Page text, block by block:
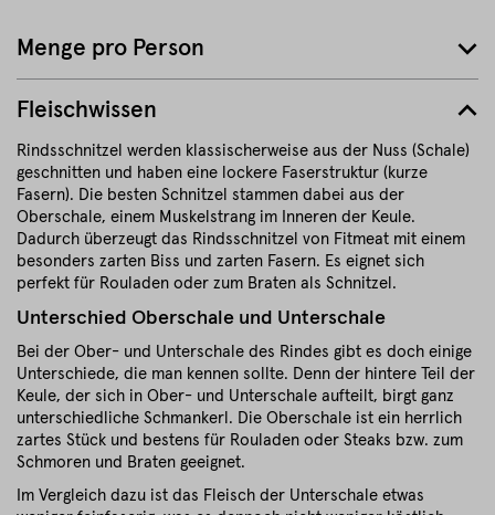
Fleischwissen
Rindsschnitzel werden klassischerweise aus der Nuss (Schale)
geschnitten und haben eine lockere Faserstruktur (kurze
Fasern). Die besten Schnitzel stammen dabei aus der
Oberschale, einem Muskelstrang im Inneren der Keule.
Dadurch überzeugt das Rindsschnitzel von Fitmeat mit einem
besonders zarten Biss und zarten Fasern. Es eignet sich
perfekt für Rouladen oder zum Braten als Schnitzel.
Unterschied Oberschale und Unterschale
Bei der Ober- und Unterschale des Rindes gibt es doch einige
Unterschiede, die man kennen sollte. Denn der hintere Teil der
Keule, der sich in Ober- und Unterschale aufteilt, birgt ganz
unterschiedliche Schmankerl. Die Oberschale ist ein herrlich
zartes Stück und bestens für Rouladen oder Steaks bzw. zum
Schmoren und Braten geeignet.
Im Vergleich dazu ist das Fleisch der Unterschale etwas
Menge pro Person